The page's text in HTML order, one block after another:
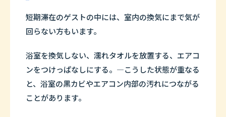
短期滞在のゲストの中には、室内の換気にまで気が
回らない方もいます。
浴室を換気しない、濡れタオルを放置する、エアコ
ンをつけっぱなしにする。 ―こうした状態が重なる
と、浴室の黒カビやエアコン内部の汚れにつながる
ことがあります。